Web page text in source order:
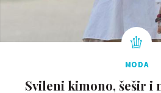
MODA
Svileni kimono, šešir i